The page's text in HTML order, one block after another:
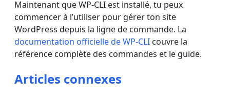
Maintenant que WP-CLI est installé, tu peux
commencer à l’utiliser pour gérer ton site
WordPress depuis la ligne de commande. La
documentation officielle de WP-CLI couvre la
référence complète des commandes et le guide.
Articles connexes